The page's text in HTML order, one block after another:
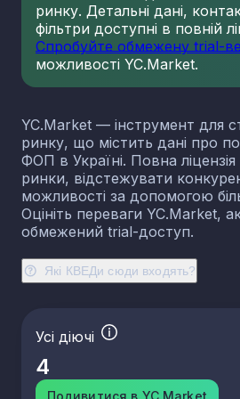
Які КВЕДи сюди входять?
ринку. Детальні дані,
фільтри доступні в повній
Спробуйте обмежену trial-
можливості YC.Market.
YC.Market — інструмент для
ринку, що містить дані про
ФОП в Україні. Повна
ринки, відстежувати
можливості за допомогою
Оцініть переваги YC.Market,
обмежений trial-доступ.
Усі діючі
4
Подивитися в YC.Market
23.13 Виробництво
23.14 Виробництво
23.19 Виробництво й
23.31 Виробництво
23.32 Виробництво цегли,
виробів із випаленої
23.41
Виробництво
керамічних виробів
23.42
Виробництво
23.43 Виробництво
ізоляційної арматури
призначення
23.49 Виробництво інших
23.52 Виробництво вапна та